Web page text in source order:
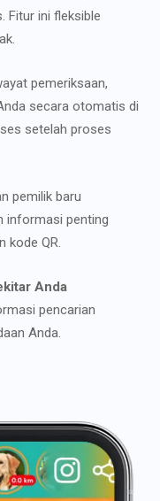
Fitur ini fleksible
pemeriksaan,
secara otomatis di
setelah proses
pemilik baru
informasi penting
kode QR.
Anda
pencarian
Anda.